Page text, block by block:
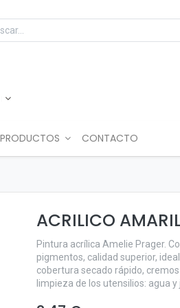
CONTACTO
ACRILICO
Pintura acrílica Amelie Prager.
pigmentos, calidad superior,
cobertura secado rápido,
limpieza de los utensilios: agua y